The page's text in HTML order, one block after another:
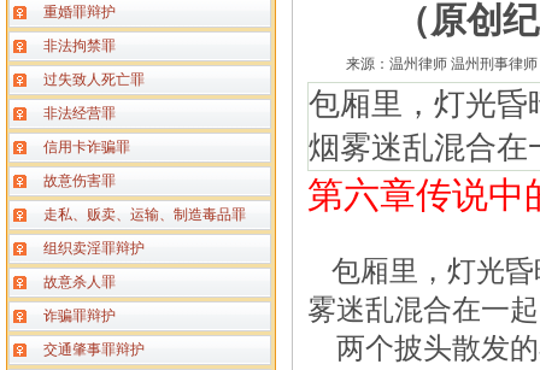
重婚罪辩护
非法拘禁罪
过失致人死亡罪
非法经营罪
信用卡诈骗罪
故意伤害罪
走私、贩卖、运输、制造毒品罪
组织卖淫罪辩护
故意杀人罪
诈骗罪辩护
交通肇事罪辩护
（原创
来源：温州律师 温州刑事律
包厢里，灯光昏
烟雾迷乱混合在
第六章传说中
包厢里，灯光
雾迷乱混合在一
两个披头散发的